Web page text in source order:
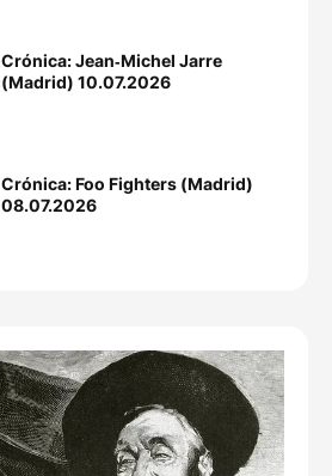
Crónica: Jean‐Michel Jarre
(Madrid) 10.07.2026
Crónica: Foo Fighters (Madrid)
08.07.2026